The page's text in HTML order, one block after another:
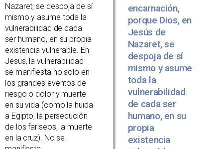
encarnación,
porque Dios, en
Jesús de
Nazaret, se
despoja de sí
mismo y asume
toda la
vulnerabilidad
de cada ser
humano, en su
propia
existencia
Nazaret, se despoja de sí
mismo y asume toda la
vulnerabilidad de cada
ser humano, en su propia
existencia vulnerable. En
Jesús, la vulnerabilidad
se manifiesta no solo en
los grandes eventos de
riesgo o dolor y muerte
en su vida (como la huida
a Egipto, la persecución
de los fariseos, la muerte
en la cruz). No se